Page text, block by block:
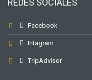
REDES SOCIALES
Facebook
Intagram
TripAdvisor